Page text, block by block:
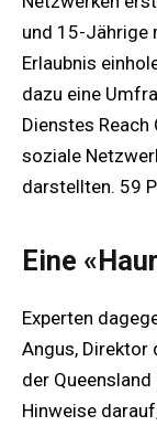
und 15-Jährige
Erlaubnis
dazu eine
Dienstes Reach
soziale
darstellten. 59
Eine
Experten
Angus, Direktor
der
Hinweise